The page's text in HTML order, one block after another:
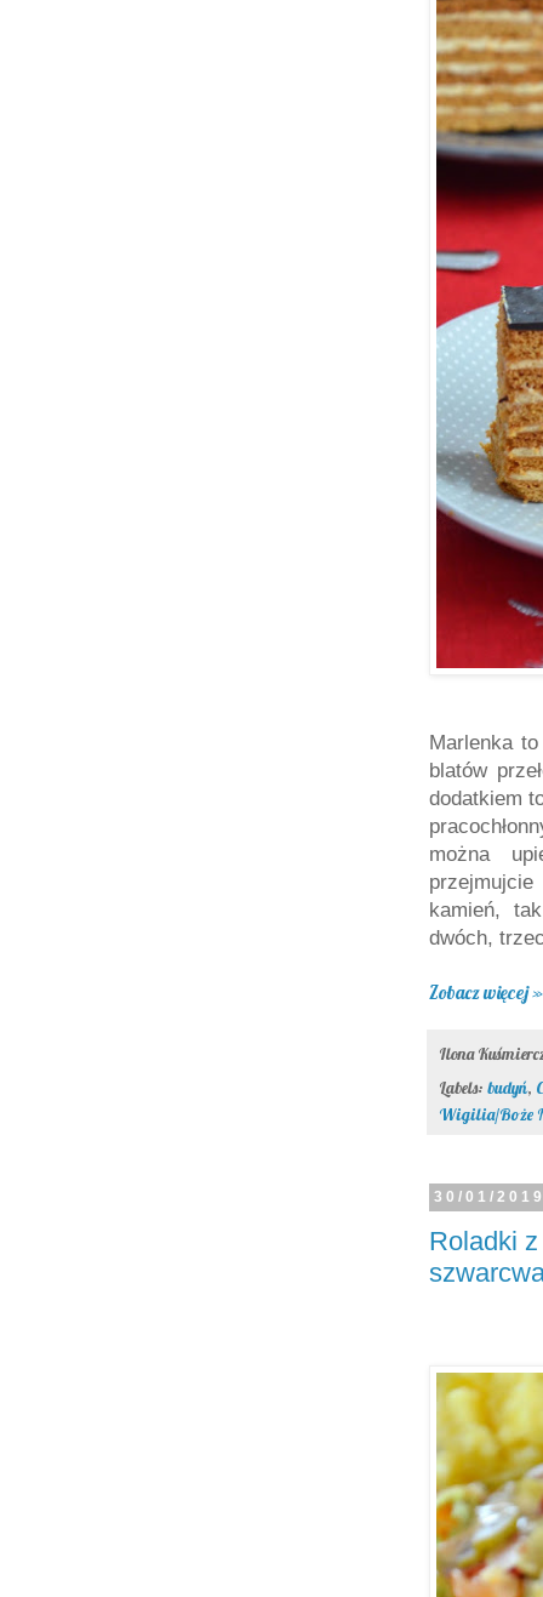
Marlenka
blatów
dodatkiem
można
kamień,
dwóch,
Zobacz więcej »
Ilona
Labels: budyń,
Wigilia/Boże
30/01/
Roladki